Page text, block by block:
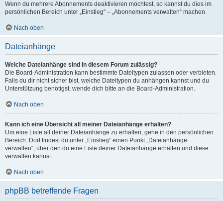
Wenn du mehrere Abonnements deaktivieren möchtest, so kannst du dies im
persönlichen Bereich unter „Einstieg“ – „Abonnements verwalten“ machen.
Nach oben
Dateianhänge
Welche Dateianhänge sind in diesem Forum zulässig?
Die Board-Administration kann bestimmte Dateitypen zulassen oder verbieten.
Falls du dir nicht sicher bist, welche Dateitypen du anhängen kannst und du
Unterstützung benötigst, wende dich bitte an die Board-Administration.
Nach oben
Kann ich eine Übersicht all meiner Dateianhänge erhalten?
Um eine Liste all deiner Dateianhänge zu erhalten, gehe in den persönlichen
Bereich. Dort findest du unter „Einstieg“ einen Punkt „Dateianhänge
verwalten“, über den du eine Liste deiner Dateianhänge erhalten und diese
verwalten kannst.
Nach oben
phpBB betreffende Fragen